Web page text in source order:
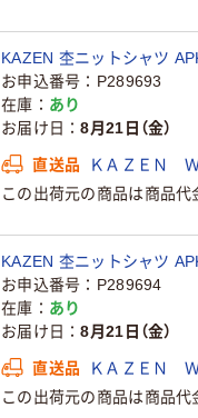
KAZEN 杢ニットシャツ
お申込番号
P289693
在庫
あり
お届け日
8月21日（金）
直送品
ＫＡＺＥＮ
この出荷元の商品は商品代
KAZEN 杢ニットシャツ
お申込番号
P289694
在庫
あり
お届け日
8月21日（金）
直送品
ＫＡＺＥＮ
この出荷元の商品は商品代